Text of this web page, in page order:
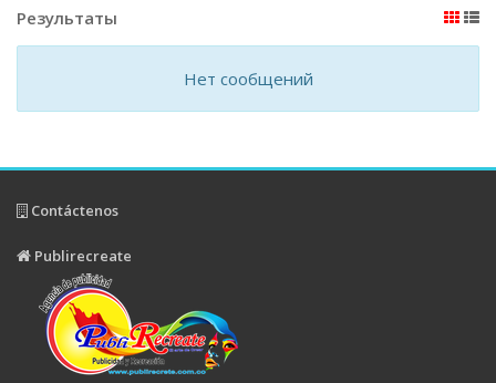
Результаты
Нет сообщений
Contáctenos
Publirecreate